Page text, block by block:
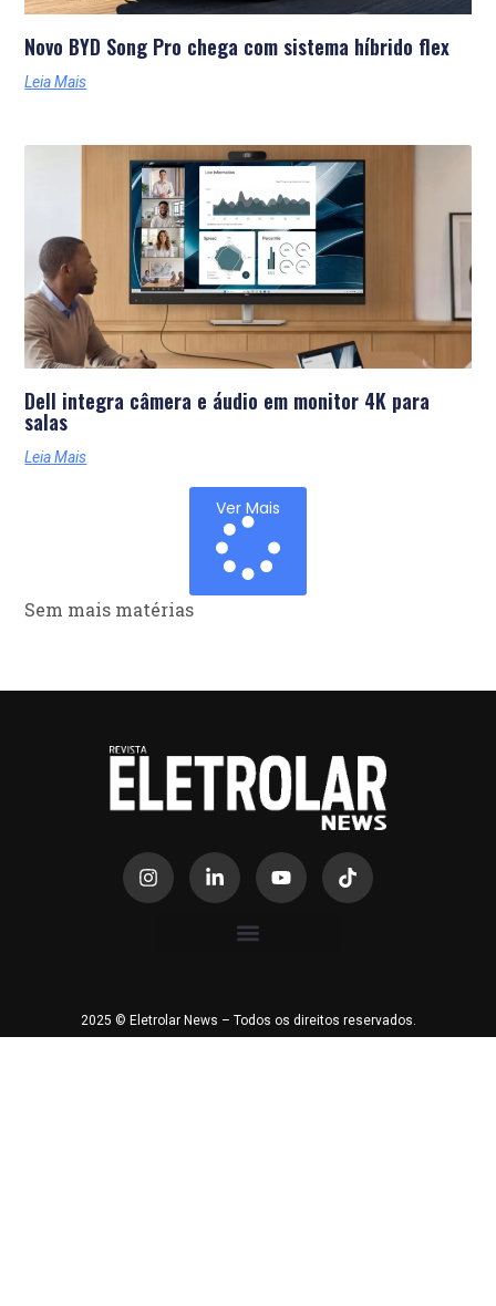
Novo BYD Song Pro chega com sistema híbrido flex
Leia Mais
Dell integra câmera e áudio em monitor 4K para
salas
Leia Mais
Ver Mais
Sem mais matérias
2025 © Eletrolar News – Todos os direitos reservados.